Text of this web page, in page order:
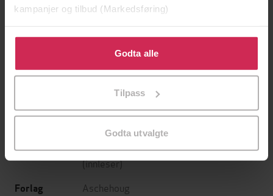
kampanjer og tilbud (Markedsføring)
Klikk på «Godta alle» for å gi oss ditt samtykke til å
bruke cookies for alle disse formålene. Du kan også
tilpasse ditt samtykke til spesifikke formål ved å klikke
Godta alle
Tilpass
Godta utvalgte
169,-
Forfattere Thure Erik Lund(forfatter),Kim Haugen
(innleser)
Forlag Aschehoug